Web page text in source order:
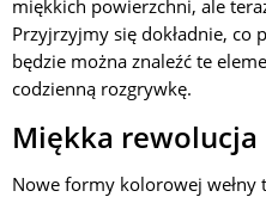
miękkich powierzchni, ale
Przyjrzyjmy się dokładnie, co
będzie można znaleźć te
codzienną rozgrywkę.
Miękka
Nowe formy kolorowej wełny